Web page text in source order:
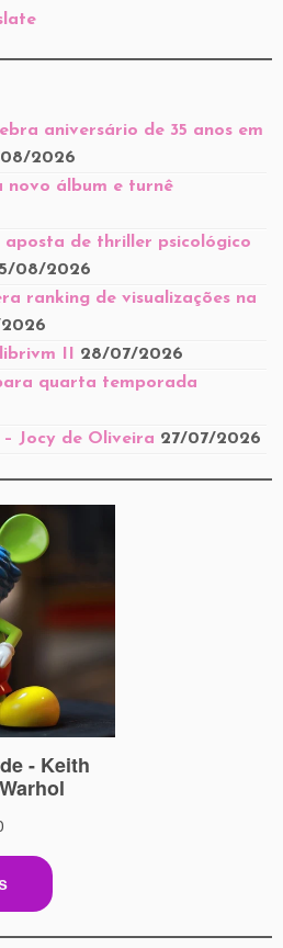
aniversário de 35 anos em
2026
novo álbum e turnê
aposta de thriller psicológico
08/2026
ranking de visualizações na
II
28/07/2026
quarta temporada
Jocy de Oliveira 27/07/2026